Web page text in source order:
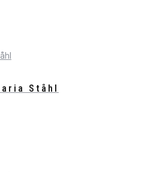
Ståhl